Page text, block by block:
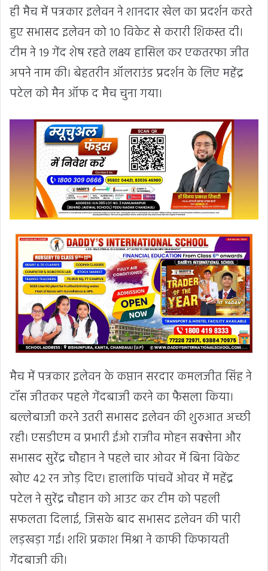
ही मैच में पत्रकार इलेवन ने शानदार खेल का प्रदर्शन करते
हुए सभासद इलेवन को 10 विकेट से करारी शिकस्त दी।
टीम ने 19 गेंद शेष रहते लक्ष्य हासिल कर एकतरफा जीत
अपने नाम की। बेहतरीन ऑलराउंड प्रदर्शन के लिए महेंद्र
पटेल को मैन ऑफ द मैच चुना गया।
मैच में पत्रकार इलेवन के कप्तान सरदार कमलजीत सिंह ने
टॉस जीतकर पहले गेंदबाजी करने का फैसला किया।
बल्लेबाजी करने उतरी सभासद इलेवन की शुरुआत अच्छी
रही। एसडीएम व प्रभारी ईओ राजीव मोहन सक्सेना और
सभासद सुरेंद्र चौहान ने पहले चार ओवर में बिना विकेट
खोए 42 रन जोड़ दिए। हालांकि पांचवें ओवर में महेंद्र
पटेल ने सुरेंद्र चौहान को आउट कर टीम को पहली
सफलता दिलाई, जिसके बाद सभासद इलेवन की पारी
लड़खड़ा गई। शशि प्रकाश मिश्रा ने काफी किफायती
गेंदबाजी की।